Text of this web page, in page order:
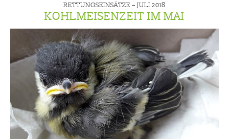
RETTUNGSEINSÄTZE – JULI 2018
KOHLMEISENZEIT IM MAI